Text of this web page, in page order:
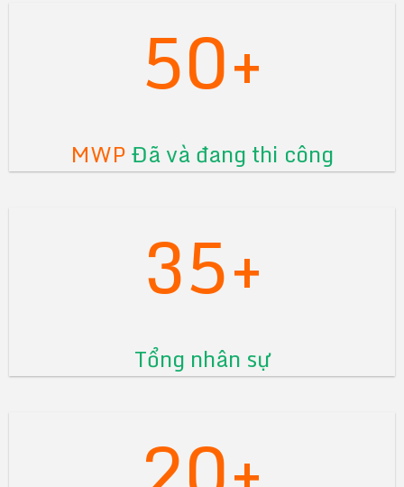
50+
MWPĐã và đang thi công
35+
Tổng nhân sự